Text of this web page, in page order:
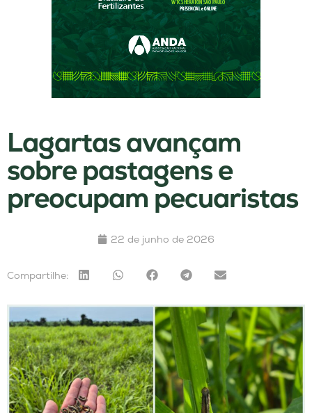
Lagartas avançam
sobre pastagens e
preocupam pecuaristas
22 de junho de 2026
Compartilhe: